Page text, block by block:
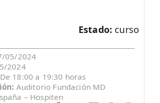
Estado: curso
05/2024
2024
De 18:00 a 19:30 horas
Auditorio Fundación MD
– Hospiten